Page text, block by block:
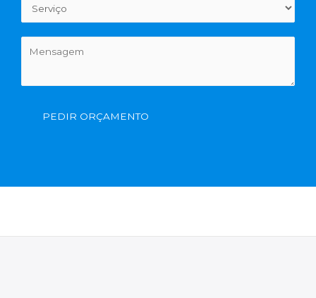
PEDIR ORÇAMENTO